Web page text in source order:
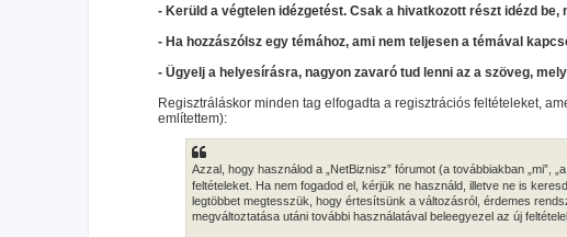
- Kerüld a végtelen idézgetést. Csak a hivatkozott részt idézd be,
- Ha hozzászólsz egy témához, ami nem teljesen a témával
- Ügyelj a helyesírásra, nagyon zavaró tud lenni az a szöveg,
Regisztráláskor minden tag elfogadta a regisztrációs feltételeket,
említettem):
Azzal, hogy használod a „NetBiznisz” fórumot (a továbbiakban „mi”, „a
feltételeket. Ha nem fogadod el, kérjük ne használd, illetve ne is
legtöbbet megtesszük, hogy értesítsünk a változásról, érdemes
megváltoztatása utáni további használatával beleegyezel az új